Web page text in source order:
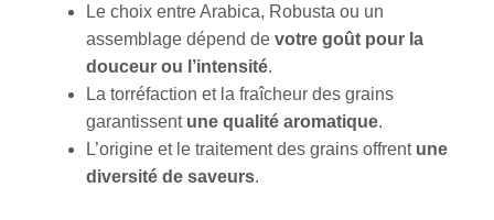
Le choix entre Arabica, Robusta ou un
assemblage dépend de votre goût pour la
douceur ou l’intensité.
La torréfaction et la fraîcheur des grains
garantissent une qualité aromatique.
L’origine et le traitement des grains offrent une
diversité de saveurs.